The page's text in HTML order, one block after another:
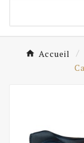
Accueil